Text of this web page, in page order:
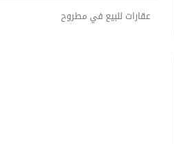
عقارات للبيع في مطروح